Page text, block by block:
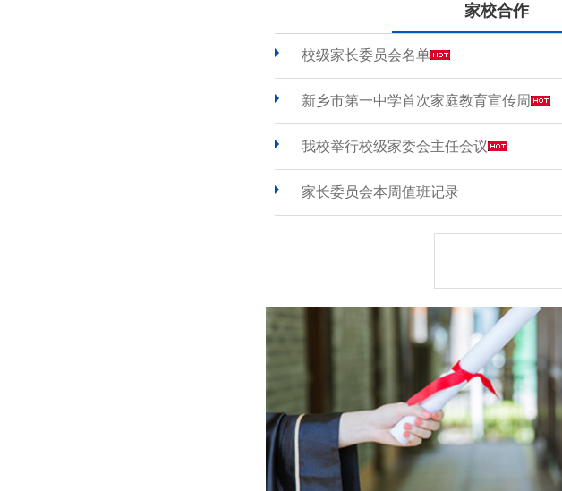
家校合作
校级家长委员会名单
新乡市第一中学首次家庭教育宣传周
我校举行校级家委会主任会议
家长委员会本周值班记录